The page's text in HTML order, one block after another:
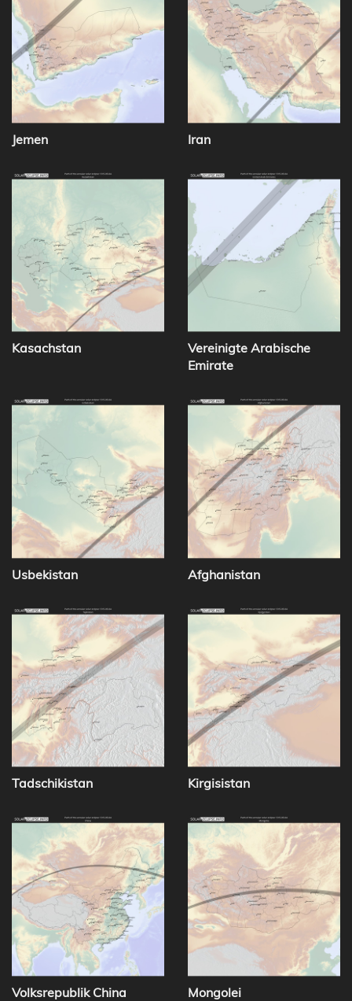
Jemen Iran
Kasachstan
Vereinigte Arabische
Emirate
Usbekistan Afghanistan
Tadschikistan Kirgisistan
Volksrepublik China Mongolei